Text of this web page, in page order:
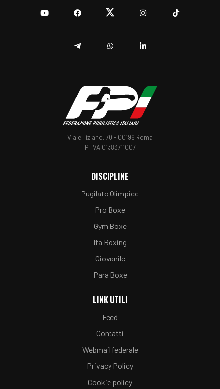
Viale Tiziano, 70 - 00196 Roma
P. IVA 01383711007
DISCIPLINE
Pugilato Olimpico
Pro Boxe
Gym Boxe
Ita Boxing
Giovanile
Para Boxe
LINK UTILI
Feed
Contatti
Webmail federale
Privacy Policy
Cookie policy